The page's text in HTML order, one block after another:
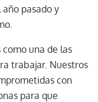
pasado y
una de las
trabajar. Nuestros
con
para que